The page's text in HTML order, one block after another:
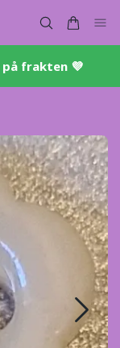
på frakten 💜​